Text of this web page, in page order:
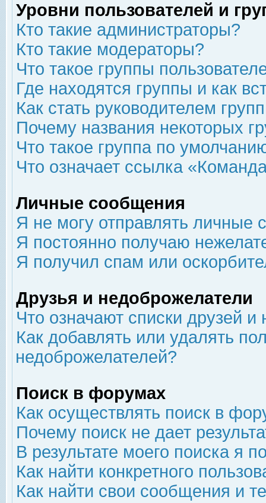
Уровни пользователей и
Кто такие администраторы?
Кто такие модераторы?
Что такое группы
Где находятся группы и как
Как стать руководителем
Почему названия некоторых
Что такое группа по
Что означает ссылка
Личные сообщения
Я не могу отправлять личные
Я постоянно получаю
Я получил спам или
Друзья и недоброжелатели
Что означают списки друзей
Как добавлять или удалять
недоброжелателей?
Поиск в форумах
Как осуществлять поиск в
Почему поиск не дает
В результате моего поиска я
Как найти конкретного
Как найти свои сообщения и